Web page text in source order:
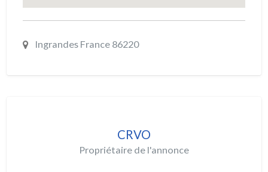
Ingrandes France 86220
CRVO
Propriétaire de l'annonce